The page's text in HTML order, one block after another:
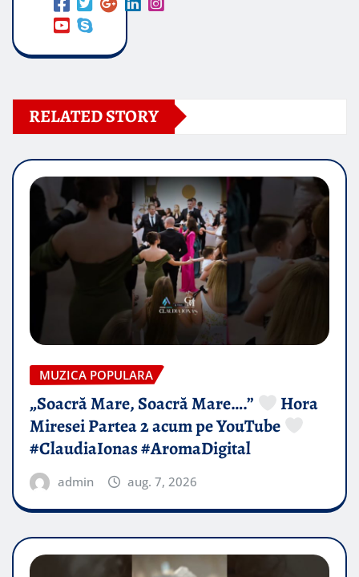
RELATED STORY
MUZICA POPULARA
„Soacră Mare, Soacră Mare….”
Hora
Miresei Partea 2 acum pe YouTube
#ClaudiaIonas #AromaDigital
admin aug. 7, 2026